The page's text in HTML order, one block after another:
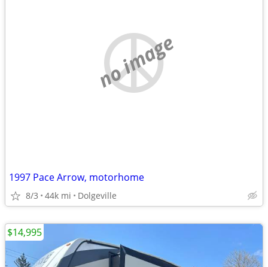
no image
1997 Pace Arrow, motorhome
8/3 44k mi Dolgeville
$14,995